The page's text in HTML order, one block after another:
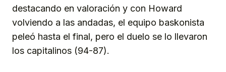
destacando en valoración y con Howard
volviendo a las andadas, el equipo baskonista
peleó hasta el final, pero el duelo se lo llevaron
los capitalinos (94-87).